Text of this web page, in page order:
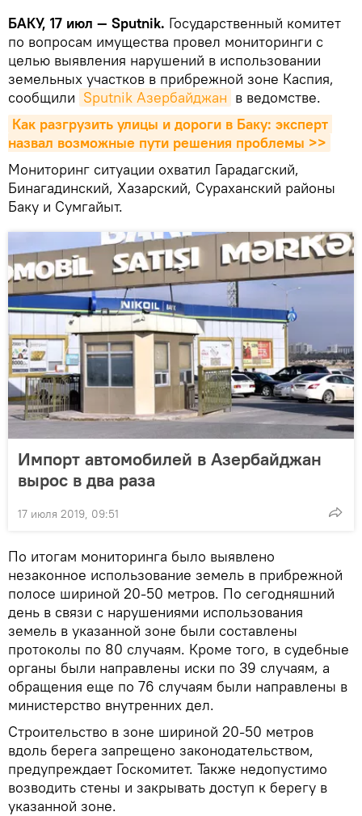
БАКУ, 17 июл — Sputnik. Государственный комитет
по вопросам имущества провел мониторинги с
целью выявления нарушений в использовании
земельных участков в прибрежной зоне Каспия,
сообщили Sputnik Азербайджан в ведомстве.
Как разгрузить улицы и дороги в Баку: эксперт
назвал возможные пути решения проблемы >>
Мониторинг ситуации охватил Гарадагский,
Бинагадинский, Хазарский, Сураханский районы
Баку и Сумгайыт.
Импорт автомобилей в Азербайджан
вырос в два раза
17 июля 2019, 09:51
По итогам мониторинга было выявлено
незаконное использование земель в прибрежной
полосе шириной 20-50 метров. По сегодняшний
день в связи с нарушениями использования
земель в указанной зоне были составлены
протоколы по 80 случаям. Кроме того, в судебные
органы были направлены иски по 39 случаям, а
обращения еще по 76 случаям были направлены в
министерство внутренних дел.
Строительство в зоне шириной 20-50 метров
вдоль берега запрещено законодательством,
предупреждает Госкомитет. Также недопустимо
возводить стены и закрывать доступ к берегу в
указанной зоне.